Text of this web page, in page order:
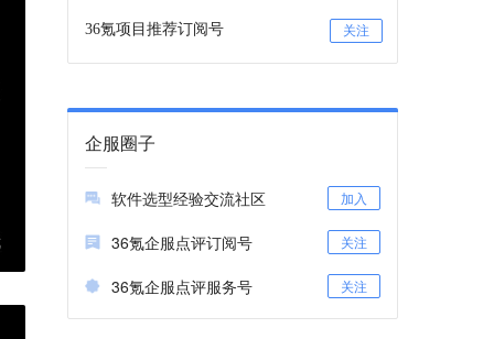
36氪项目推荐订阅号 关注
企服圈子
软件选型经验交流社区 加入
36氪企服点评订阅号 关注
36氪企服点评服务号 关注